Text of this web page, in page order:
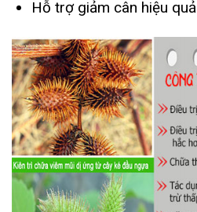
Hỗ trợ giảm cân hiệu quả